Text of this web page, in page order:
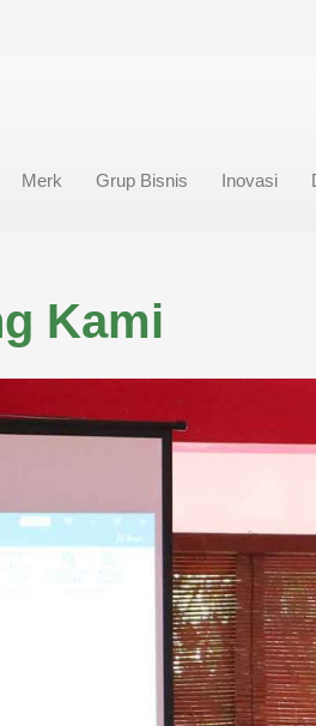
Merk Grup Bisnis Inovasi
Kami